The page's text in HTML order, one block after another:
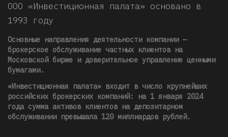
ООО «Инвестиционная палата» основано в
1993 году
Основные направления деятельности компании —
брокерское обслуживание частных клиентов на
Московской бирже и доверительное управление ценными
бумагами.
«Инвестиционная палата» входит в число крупнейших
российских брокерских компаний: на 1 января 2024
года сумма активов клиентов на депозитарном
обслуживании превышала 120 миллиардов рублей.